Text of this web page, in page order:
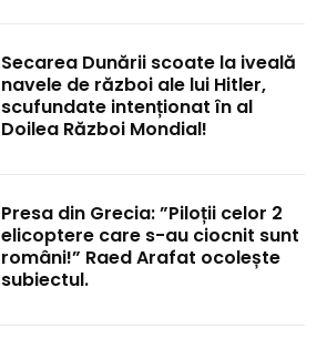
Secarea Dunării scoate la iveală
navele de război ale lui Hitler,
scufundate intenționat în al
Doilea Război Mondial!
Presa din Grecia: ”Piloții celor 2
elicoptere care s-au ciocnit sunt
români!” Raed Arafat ocolește
subiectul.